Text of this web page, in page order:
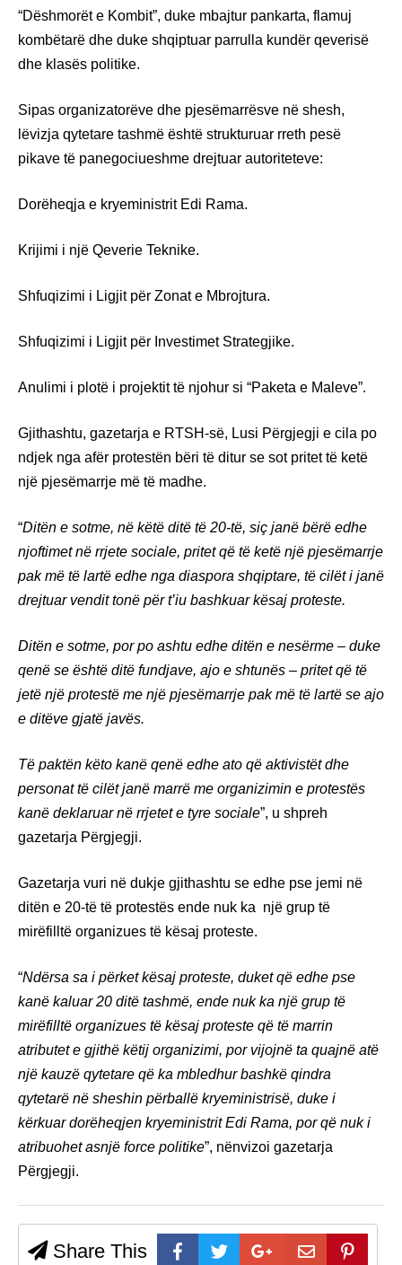
“Dëshmorët e Kombit”, duke mbajtur pankarta, flamuj
kombëtarë dhe duke shqiptuar parrulla kundër qeverisë
dhe klasës politike.
Sipas organizatorëve dhe pjesëmarrësve në shesh,
lëvizja qytetare tashmë është strukturuar rreth pesë
pikave të panegociueshme drejtuar autoriteteve:
Dorëheqja e kryeministrit Edi Rama.
Krijimi i një Qeverie Teknike.
Shfuqizimi i Ligjit për Zonat e Mbrojtura.
Shfuqizimi i Ligjit për Investimet Strategjike.
Anulimi i plotë i projektit të njohur si “Paketa e Maleve”.
Gjithashtu, gazetarja e RTSH-së, Lusi Përgjegji e cila po
ndjek nga afër protestën bëri të ditur se sot pritet të ketë
një pjesëmarrje më të madhe.
“Ditën e sotme, në këtë ditë të 20-të, siç janë bërë edhe
njoftimet në rrjete sociale, pritet që të ketë një pjesëmarrje
pak më të lartë edhe nga diaspora shqiptare, të cilët i janë
drejtuar vendit tonë për t’iu bashkuar kësaj proteste.
Ditën e sotme, por po ashtu edhe ditën e nesërme – duke
qenë se është ditë fundjave, ajo e shtunës – pritet që të
jetë një protestë me një pjesëmarrje pak më të lartë se ajo
e ditëve gjatë javës.
Të paktën këto kanë qenë edhe ato që aktivistët dhe
personat të cilët janë marrë me organizimin e protestës
kanë deklaruar në rrjetet e tyre sociale”, u shpreh
gazetarja Përgjegji.
Gazetarja vuri në dukje gjithashtu se edhe pse jemi në
ditën e 20-të të protestës ende nuk ka një grup të
mirëfilltë organizues të kësaj proteste.
“Ndërsa sa i përket kësaj proteste, duket që edhe pse
kanë kaluar 20 ditë tashmë, ende nuk ka një grup të
mirëfilltë organizues të kësaj proteste që të marrin
atributet e gjithë këtij organizimi, por vijojnë ta quajnë atë
një kauzë qytetare që ka mbledhur bashkë qindra
qytetarë në sheshin përballë kryeministrisë, duke i
kërkuar dorëheqjen kryeministrit Edi Rama, por që nuk i
atribuohet asnjë force politike”, nënvizoi gazetarja
Përgjegji.
Share This